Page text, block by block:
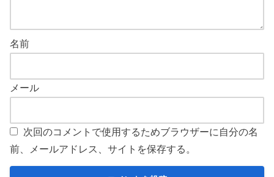
名前
メール
次回のコメントで使用するためブラウザーに自分の名
前、メールアドレス、サイトを保存する。